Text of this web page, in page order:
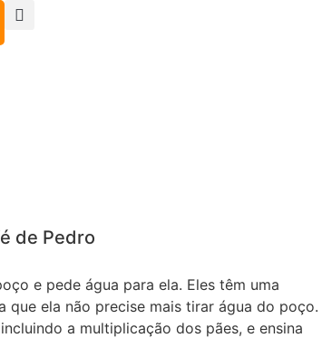
de Pedro
e pede água para ela. Eles têm uma
que ela não precise mais tirar água do poço.
a multiplicação dos pães, e ensina